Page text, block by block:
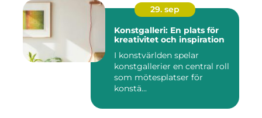
29. sep
Konstgalleri: En plats för
kreativitet och inspiration
I konstvärlden spelar
konstgallerier en central roll
som mötesplatser för
konstä...